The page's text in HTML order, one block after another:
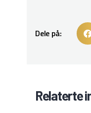
Dele på:
Relaterte